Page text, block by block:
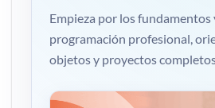
Empieza por los fundamentos
programación profesional,
objetos y proyectos